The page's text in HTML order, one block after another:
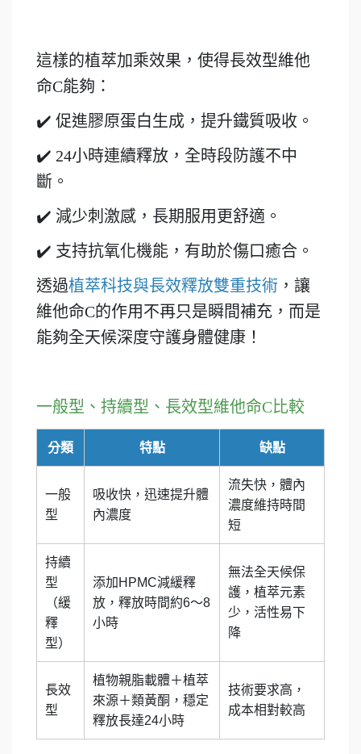
這樣的植萃加乘效果，使得長效型維他
命C能夠：
✔️ 促進膠原蛋白生成，提升鐵質吸收。
✔️ 24小時連續釋放，全時段防護不中
斷。
✔️ 減少刺激感，長期服用更舒適。
✔️ 支持抗氧化機能， 有助於傷口癒合 。
透過植萃科技與長效釋放雙重技術 ，讓
維他命C的作用不再只是瞬間補充，而是
能夠全天候深度守護身體健康！
一般型、持續型、長效型維他命C比較
分類 特點 缺點
一般
型
吸收快，迅速提升體
內濃度
流失快，體內
濃度維持時間
短
持續
型
（緩
釋
型）
添加HPMC減緩釋
放，釋放時間約6～8
小時
無法全天候保
護，植萃元素
少，活性易下
降
長效
型
植物親脂載體＋植萃
來源＋類黃酮，穩定
釋放長達24小時
技術要求高，
成本相對較高